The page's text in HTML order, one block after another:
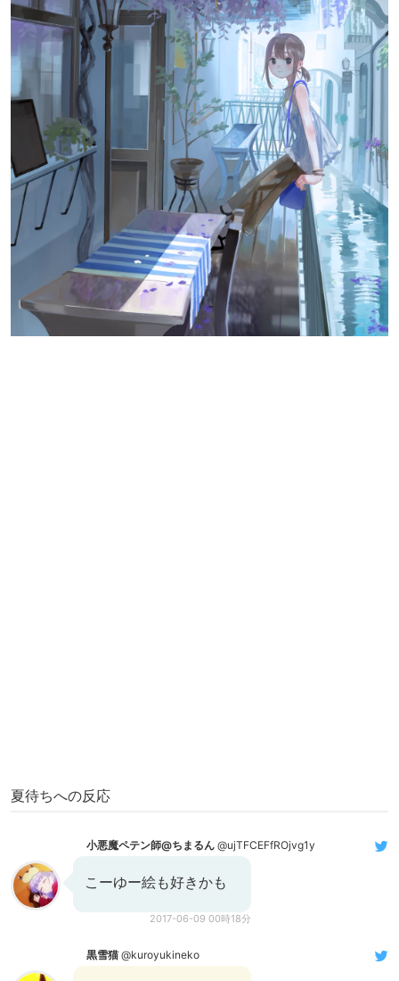
夏待ちへの反応
小悪魔ペテン師@ちまるん @ujTFCEFfROjvg1y
こーゆー絵も好きかも
2017-06-09 00時18分
黒雪猫 @kuroyukineko